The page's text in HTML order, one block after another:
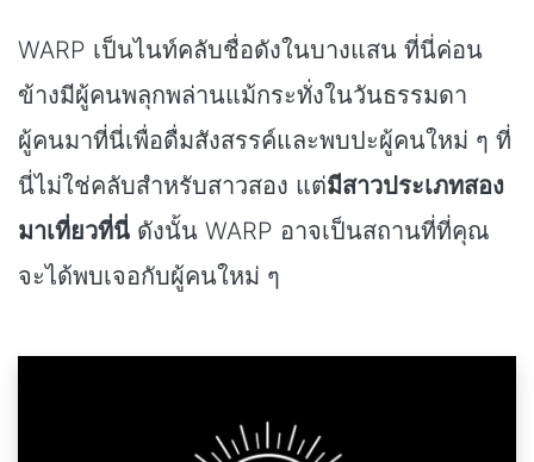
WARP เป็นไนท์คลับชื่อดังในบางแสน ที่นี่ค่อน
ข้างมีผู้คนพลุกพล่านแม้กระทั่งในวันธรรมดา
ผู้คนมาที่นี่เพื่อดื่มสังสรรค์และพบปะผู้คนใหม่ ๆ ที่
นี่ไม่ใช่คลับสำหรับสาวสอง แต่มีสาวประเภทสอง
มาเที่ยวที่นี่ ดังนั้น WARP อาจเป็นสถานที่ที่คุณ
จะได้พบเจอกับผู้คนใหม่ ๆ